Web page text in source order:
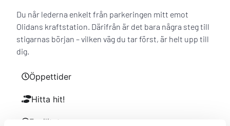
Du når lederna enkelt från parkeringen mitt emot
Olidans kraftstation. Därifrån är det bara några steg till
stigarnas början – vilken väg du tar först, är helt upp till
dig.
Öppettider
Hitta hit!
Faciliteter